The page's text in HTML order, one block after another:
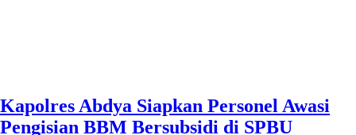
Kapolres Abdya Siapkan Personel Awasi
Pengisian BBM Bersubsidi di SPBU